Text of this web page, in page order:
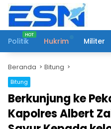
Langsung
konten
Politik
Hukrim Militer
Beranda Bitung
Bitung
Berkunjung ke
Kapolres Albert